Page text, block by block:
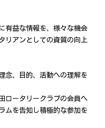
有益な情報を、様々な機会
リアンとしての資質の向上
念、目的、活動への理解を
ロータリークラブの会員へ
ムを告知し積極的な参加を